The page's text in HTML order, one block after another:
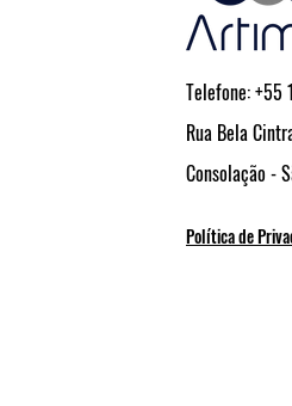
Telefone: +55
Rua Bela
Consolação -
Política de